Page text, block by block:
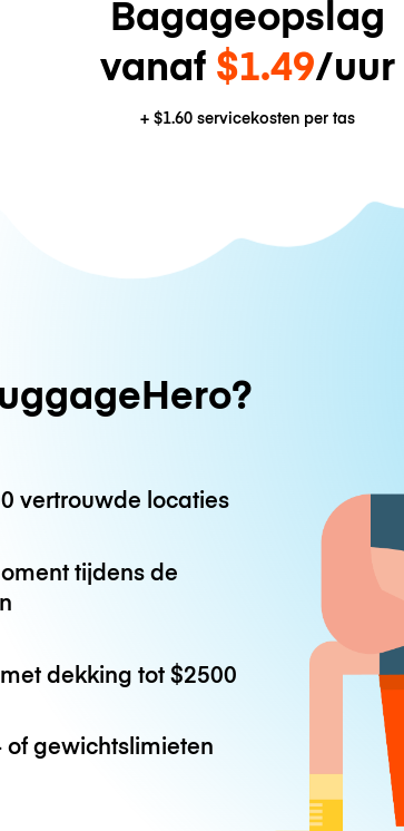
Bagageopslag
vanaf $1.49/uur
+ $1.60servicekosten per tas
vertrouwde locaties
tijdens de
dekking tot$2500
of gewichtslimieten